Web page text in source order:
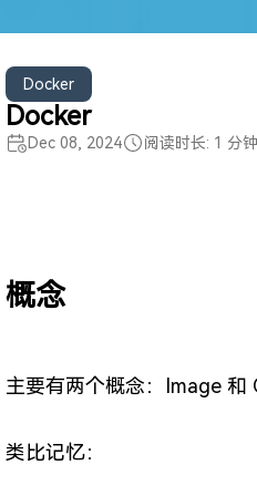
Docker
Docker
Dec 08, 2024 阅读时长: 1 分钟
概念
主要有两个概念：Image 和
类比记忆：